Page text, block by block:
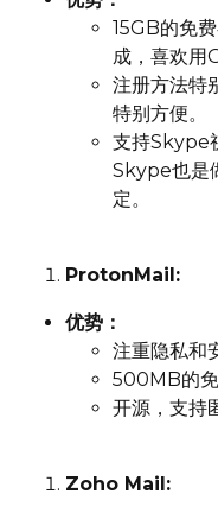
15GB的免
成，喜欢用
注册方法特
特别方便。
支持Skype
Skype也是
定。
ProtonMail:
优势：
注重隐私和
500MB的免
开源，支持
Zoho Mail: